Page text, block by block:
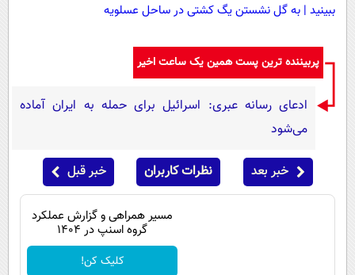
ببینید | به گل نشستن یگ کشتی در ساحل عسلویه
پربیننده ترین پست همین یک ساعت اخیر
ادعای رسانه عبری: اسرائیل برای حمله به ایران آماده
می‌شود
خبر بعد نظرات کاربران خبر قبل
مسیر همراهی و گزارش عملکرد
گروه اسنپ در ۱۴۰۴
کلیک کن!